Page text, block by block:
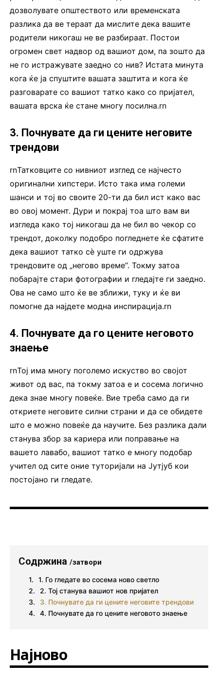
дозволувате општеството или временската
разлика да ве тераат да мислите дека вашите
родители никогаш не ве разбираат. Постои
огромен свет надвор од вашиот дом, па зошто да
не го истражувате заедно со нив? Истата минута
кога ќе ја спуштите вашата заштита и кога ќе
разговарате со вашиот татко како со пријател,
вашата врска ќе стане многу посилна.rn
3. Почнувате да ги цените неговите
трендови
rnТатковците со нивниот изглед се најчесто
оригинални хипстери. Исто така има големи
шанси и тој во своите 20-ти да бил ист како вас
во овој момент. Дури и покрај тоа што вам ви
изгледа како тој никогаш да не бил во чекор со
трендот, доколку подобро погледнете ќе сфатите
дека вашиот татко сè уште ги одржува
трендовите од „негово време“. Токму затоа
побарајте стари фотографии и гледајте ги заедно.
Ова не само што ќе ве зближи, туку и ќе ви
помогне да најдете модна инспирација.rn
4. Почнувате да го цените неговото
знаење
rnТој има многу поголемо искуство во својот
живот од вас, па токму затоа е и сосема логично
дека знае многу повеќе. Вие треба само да ги
откриете неговите силни страни и да се обидете
што е можно повеќе да научите. Без разлика дали
станува збор за кариера или поправање на
вашето лавабо, вашиот татко е многу подобар
учител од сите оние туторијали на Јутјуб кои
постојано ги гледате.
Содржина /затвори
1. Го гледате во сосема ново светло
2. Тој станува вашиот нов пријател
3. Почнувате да ги цените неговите трендови
4. Почнувате да го цените неговото знаење
Најново